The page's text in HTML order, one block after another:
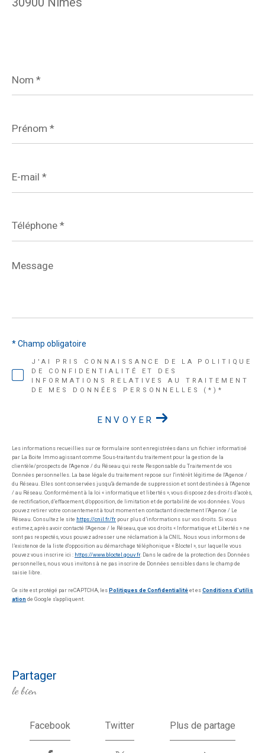
*
*
mail
*
*
Message
*
J'AI PRIS CONNAISSANCE DE LA POLITIQUE
DE CONFIDENTIALITÉ ET DES
INFORMATIONS RELATIVES AU TRAITEMENT
DE MES DONNÉES PERSONNELLES (*)*
* Champ obligatoire
ENVOYER
Les informations recueillies sur ce formulaire sont enregistrées dans un fichier informatisé
par La Boite Immo agissant comme Sous-traitant du traitement pour la gestion de la
clientèle/prospects de l'Agence / du Réseau qui reste Responsable du Traitement de vos
Données personnelles. La base légale du traitement repose sur l'intérêt légitime de l'Agence /
du Réseau. Elles sont conservées jusqu'à demande de suppression et sont destinées à l'Agence
/ au Réseau. Conformément à la loi « informatique et libertés », vous disposez des droits d’accès,
de rectification, d’effacement, d’opposition, de limitation et de portabilité de vos données. Vous
pouvez retirer votre consentement à tout moment en contactant directement l’Agence / Le
Réseau. Consultez le site https://cnil.fr/fr pour plus d’informations sur vos droits. Si vous
estimez, après avoir contacté l'Agence / le Réseau, que vos droits « Informatique et Libertés » ne
sont pas respectés, vous pouvez adresser une réclamation à la CNIL. Nous vous informons de
l’existence de la liste d'opposition au démarchage téléphonique « Bloctel », sur laquelle vous
pouvez vous inscrire ici : https://www.bloctel.gouv.fr. Dans le cadre de la protection des Données
personnelles, nous vous invitons à ne pas inscrire de Données sensibles dans le champ de
saisie libre.
Ce site est protégé par reCAPTCHA, les Politiques de Confidentialité et es Conditions d'utilis
ation de Google s'appliquent.
partager
le bien
Facebook Twitter Plus de partage